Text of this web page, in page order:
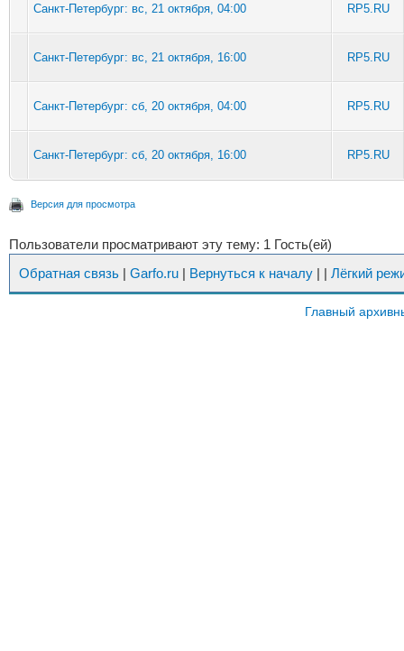
Санкт-Петербург: вс, 21 октября, 04:00 RP5.RU
Санкт-Петербург: вс, 21 октября, 16:00 RP5.RU
Санкт-Петербург: сб, 20 октября, 04:00 RP5.RU
Санкт-Петербург: сб, 20 октября, 16:00 RP5.RU
Версия для просмотра
Пользователи просматривают эту тему: 1 Гость(ей)
Обратная связь | Garfo.ru | Вернуться к началу | | Лёгкий
Главный